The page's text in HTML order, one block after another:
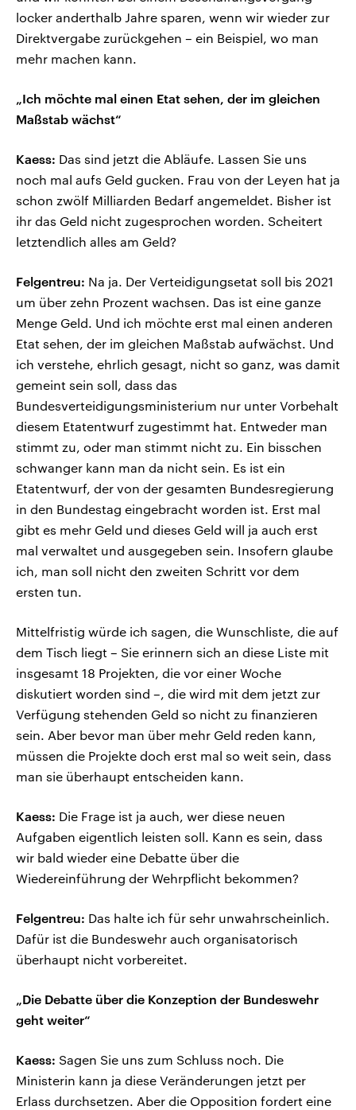
locker anderthalb Jahre sparen, wenn wir wieder zur
Direktvergabe zurückgehen – ein Beispiel, wo man
mehr machen kann.
„Ich möchte mal einen Etat sehen, der im gleichen
Maßstab wächst“
Kaess: Das sind jetzt die Abläufe. Lassen Sie uns
noch mal aufs Geld gucken. Frau von der Leyen hat ja
schon zwölf Milliarden Bedarf angemeldet. Bisher ist
ihr das Geld nicht zugesprochen worden. Scheitert
letztendlich alles am Geld?
Felgentreu: Na ja. Der Verteidigungsetat soll bis 2021
um über zehn Prozent wachsen. Das ist eine ganze
Menge Geld. Und ich möchte erst mal einen anderen
Etat sehen, der im gleichen Maßstab aufwächst. Und
ich verstehe, ehrlich gesagt, nicht so ganz, was damit
gemeint sein soll, dass das
Bundesverteidigungsministerium nur unter Vorbehalt
diesem Etatentwurf zugestimmt hat. Entweder man
stimmt zu, oder man stimmt nicht zu. Ein bisschen
schwanger kann man da nicht sein. Es ist ein
Etatentwurf, der von der gesamten Bundesregierung
in den Bundestag eingebracht worden ist. Erst mal
gibt es mehr Geld und dieses Geld will ja auch erst
mal verwaltet und ausgegeben sein. Insofern glaube
ich, man soll nicht den zweiten Schritt vor dem
ersten tun.
Mittelfristig würde ich sagen, die Wunschliste, die auf
dem Tisch liegt – Sie erinnern sich an diese Liste mit
insgesamt 18 Projekten, die vor einer Woche
diskutiert worden sind –, die wird mit dem jetzt zur
Verfügung stehenden Geld so nicht zu finanzieren
sein. Aber bevor man über mehr Geld reden kann,
müssen die Projekte doch erst mal so weit sein, dass
man sie überhaupt entscheiden kann.
Kaess: Die Frage ist ja auch, wer diese neuen
Aufgaben eigentlich leisten soll. Kann es sein, dass
wir bald wieder eine Debatte über die
Wiedereinführung der Wehrpflicht bekommen?
Felgentreu: Das halte ich für sehr unwahrscheinlich.
Dafür ist die Bundeswehr auch organisatorisch
überhaupt nicht vorbereitet.
„Die Debatte über die Konzeption der Bundeswehr
geht weiter“
Kaess: Sagen Sie uns zum Schluss noch. Die
Ministerin kann ja diese Veränderungen jetzt per
Erlass durchsetzen. Aber die Opposition fordert eine